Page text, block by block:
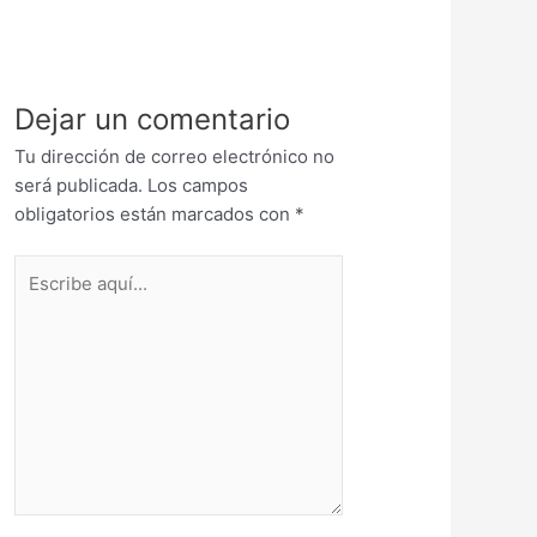
Dejar un comentario
Tu dirección de correo electrónico no
será publicada. Los campos
obligatorios están marcados con *
aquí...